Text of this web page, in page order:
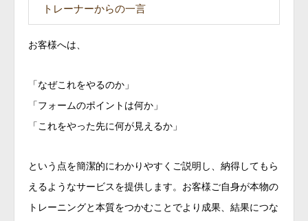
トレーナーからの一言
お客様へは、
「なぜこれをやるのか」
「フォームのポイントは何か」
「これをやった先に何が見えるか」
という点を簡潔的にわかりやすくご説明し、納得してもら
えるようなサービスを提供します。お客様ご自身が本物の
トレーニングと本質をつかむことでより成果、結果につな